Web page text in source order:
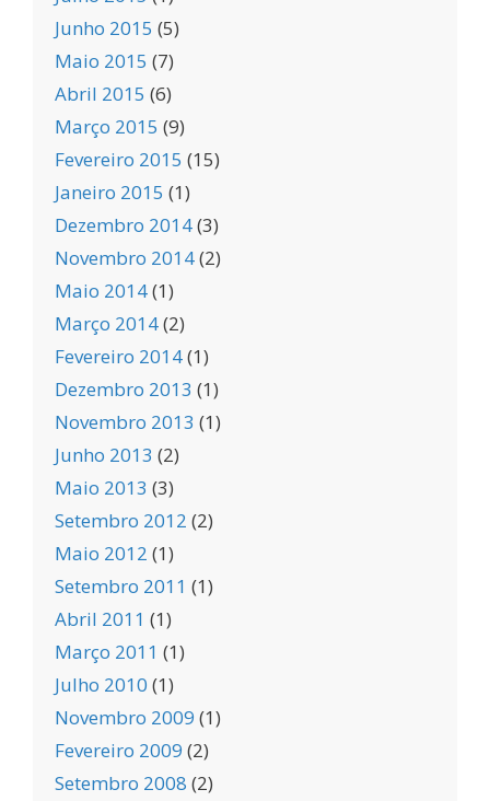
Junho 2015 (5)
Maio 2015 (7)
Abril 2015 (6)
Março 2015 (9)
Fevereiro 2015 (15)
Janeiro 2015 (1)
Dezembro 2014(3)
Novembro 2014(2)
Maio 2014(1)
Março 2014(2)
Fevereiro 2014(1)
Dezembro 2013 (1)
Novembro 2013 (1)
Junho 2013 (2)
Maio 2013 (3)
Setembro 2012 (2)
Maio 2012 (1)
Setembro 2011 (1)
Abril 2011 (1)
Março 2011 (1)
Julho 2010 (1)
Novembro 2009 (1)
Fevereiro 2009 (2)
Setembro 2008 (2)